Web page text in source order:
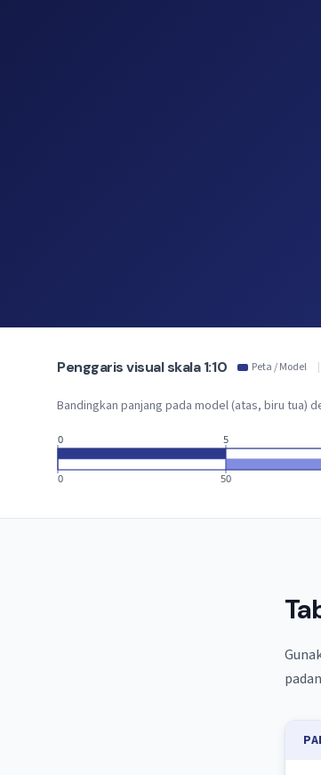
Penggaris visual skala 1:10 Peta / Model |
Bandingkan panjang pada model (atas, biru tua)
0
0
5
50